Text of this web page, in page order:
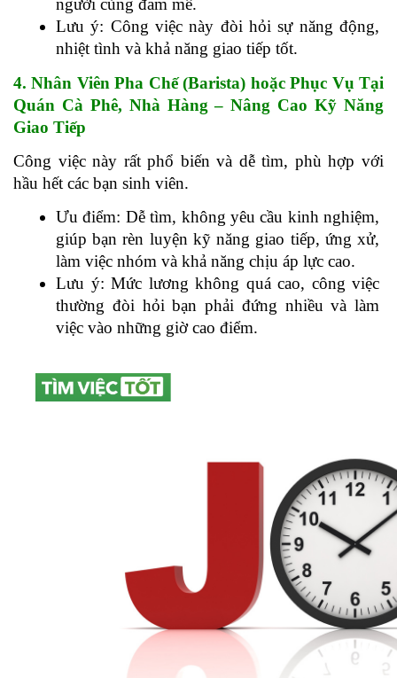
người cùng đam mê.
Lưu ý: Công việc này đòi hỏi sự năng động,
nhiệt tình và khả năng giao tiếp tốt.
4. Nhân Viên Pha Chế (Barista) hoặc Phục Vụ Tại
Quán Cà Phê, Nhà Hàng – Nâng Cao Kỹ Năng
Giao Tiếp
Công việc này rất phổ biến và dễ tìm, phù hợp với
hầu hết các bạn sinh viên.
Ưu điểm: Dễ tìm, không yêu cầu kinh nghiệm,
giúp bạn rèn luyện kỹ năng giao tiếp, ứng xử,
làm việc nhóm và khả năng chịu áp lực cao.
Lưu ý: Mức lương không quá cao, công việc
thường đòi hỏi bạn phải đứng nhiều và làm
việc vào những giờ cao điểm.